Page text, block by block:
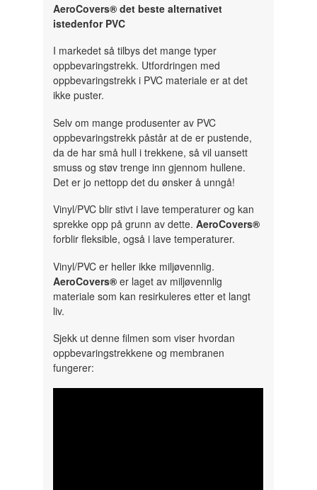
AeroCovers® det beste alternativet
istedenfor PVC
I markedet så tilbys det mange typer
oppbevaringstrekk. Utfordringen med
oppbevaringstrekk i PVC materiale er at det
ikke puster.
Selv om mange produsenter av PVC
oppbevaringstrekk påstår at de er pustende,
da de har små hull i trekkene, så vil uansett
smuss og støv trenge inn gjennom hullene.
Det er jo nettopp det du ønsker å unngå!
Vinyl/PVC blir stivt i lave temperaturer og kan
sprekke opp på grunn av dette.AeroCovers®
forblir fleksible, også i lave temperaturer.
Vinyl/PVC er heller ikke miljøvennlig.
AeroCovers® er laget av miljøvennlig
materiale som kan resirkuleres etter et langt
liv.
Sjekk ut denne filmen som viser hvordan
oppbevaringstrekkene og membranen
fungerer: